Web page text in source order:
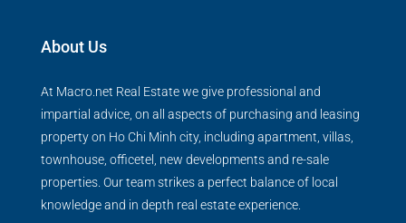
About Us
At Macro.net Real Estate we give professional and
impartial advice, on all aspects of purchasing and leasing
property on Ho Chi Minh city, including apartment, villas,
townhouse, officetel, new developments and re-sale
properties. Our team strikes a perfect balance of local
knowledge and in depth real estate experience.